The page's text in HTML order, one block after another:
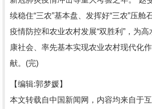
续稳住“三农”基本盘、发挥好“三农”压舱
疫情防控和农业农村发展“双胜利”，为
康社会、率先基本实现农业农村现代化
献。(完)
【编辑:郭梦媛】
本文转载自中国新闻网，内容均来自于